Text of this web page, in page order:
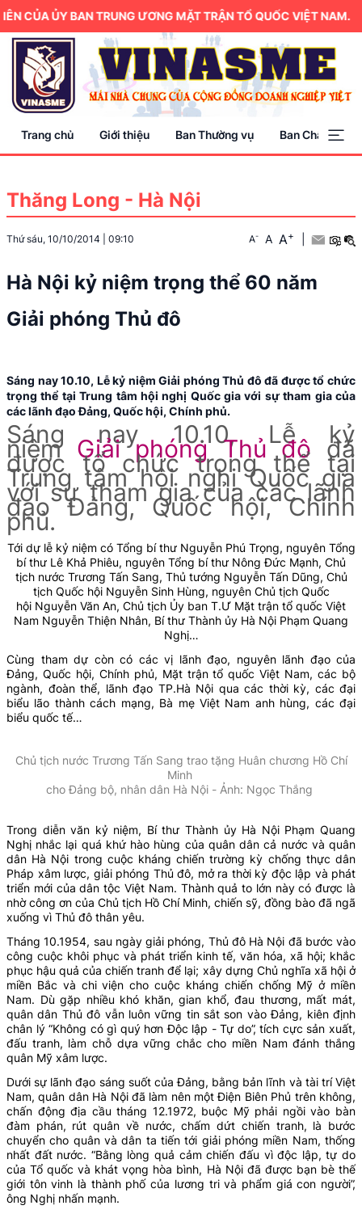
ỦY BAN TRUNG ƯƠNG MẶT TRẬN TỔ QUỐC VIỆT NAM.
Trang chủ Giới thiệu Ban Thường vụ Ban Chấp hành
Thăng Long - Hà Nội
Thứ sáu, 10/10/2014 09:10 A- A A+
Hà Nội kỷ niệm trọng thể 60 năm
Giải phóng Thủ đô
Sáng nay 10.10, Lễ kỷ niệm Giải phóng Thủ đô đã được tổ chức
trọng thể tại Trung tâm hội nghị Quốc gia với sự tham gia của
các lãnh đạo Đảng, Quốc hội, Chính phủ.
Sáng nay 10.10, Lễ kỷ
niệm Giải phóng Thủ đô đã
được tổ chức trọng thể tại
Trung tâm hội nghị Quốc gia
với sự tham gia của các lãnh
đạo Đảng, Quốc hội, Chính
phủ.
Tới dự lễ kỷ niệm có Tổng bí thư Nguyễn Phú Trọng, nguyên Tổng
bí thư Lê Khả Phiêu, nguyên Tổng bí thư Nông Đức Mạnh, Chủ
tịch nước Trương Tấn Sang, Thủ tướng Nguyễn Tấn Dũng, Chủ
tịch Quốc hội Nguyễn Sinh Hùng, nguyên Chủ tịch Quốc
hội Nguyễn Văn An, Chủ tịch Ủy ban T.Ư Mặt trận tổ quốc Việt
Nam Nguyễn Thiện Nhân, Bí thư Thành ủy Hà Nội Phạm Quang
Nghị…
Cùng tham dự còn có các vị lãnh đạo, nguyên lãnh đạo của
Đảng, Quốc hội, Chính phủ, Mặt trận tổ quốc Việt Nam, các bộ
ngành, đoàn thể, lãnh đạo TP.Hà Nội qua các thời kỳ, các đại
biểu lão thành cách mạng, Bà mẹ Việt Nam anh hùng, các đại
biểu quốc tế…
Chủ tịch nước Trương Tấn Sang trao tặng Huân chương Hồ Chí
Minh
cho Đảng bộ, nhân dân Hà Nội - Ảnh: Ngọc Thắng
Trong diễn văn kỷ niệm, Bí thư Thành ủy Hà Nội Phạm Quang
Nghị nhắc lại quá khứ hào hùng của quân dân cả nước và quân
dân Hà Nội trong cuộc kháng chiến trường kỳ chống thực dân
Pháp xâm lược, giải phóng Thủ đô, mở ra thời kỳ độc lập và phát
triển mới của dân tộc Việt Nam. Thành quả to lớn này có được là
nhờ công ơn của Chủ tịch Hồ Chí Minh, chiến sỹ, đồng bào đã ngã
xuống vì Thủ đô thân yêu.
Tháng 10.1954, sau ngày giải phóng, Thủ đô Hà Nội đã bước vào
công cuộc khôi phục và phát triển kinh tế, văn hóa, xã hội; khắc
phục hậu quả của chiến tranh để lại; xây dựng Chủ nghĩa xã hội ở
miền Bắc và chi viện cho cuộc kháng chiến chống Mỹ ở miền
Nam. Dù gặp nhiều khó khăn, gian khổ, đau thương, mất mát,
quân dân Thủ đô vẫn luôn vững tin sắt son vào Đảng, kiên định
chân lý “Không có gì quý hơn Độc lập - Tự do”, tích cực sản xuất,
đấu tranh, làm chỗ dựa vững chắc cho miền Nam đánh thắng
quân Mỹ xâm lược.
Dưới sự lãnh đạo sáng suốt của Đảng, bằng bản lĩnh và tài trí Việt
Nam, quân dân Hà Nội đã làm nên một Điện Biên Phủ trên không,
chấn động địa cầu tháng 12.1972, buộc Mỹ phải ngồi vào bàn
đàm phán, rút quân về nước, chấm dứt chiến tranh, là bước
chuyển cho quân và dân ta tiến tới giải phóng miền Nam, thống
nhất đất nước. “Bằng lòng quả cảm chiến đấu vì độc lập, tự do
của Tổ quốc và khát vọng hòa bình, Hà Nội đã được bạn bè thế
giới tôn vinh là thành phố của lương tri và phẩm giá con người”,
ông Nghị nhấn mạnh.